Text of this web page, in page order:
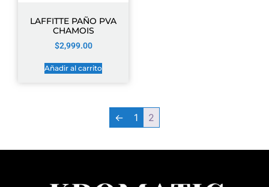
LAFFITTE PAÑO PVA
CHAMOIS
$2,999.00
Añadir al carrito
← 1 2